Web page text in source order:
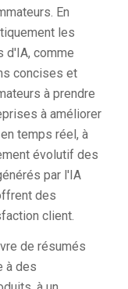
En
les
d'IA, comme
concises et
à prendre
à améliorer
temps réel, à
évolutif des
par l'IA
des
client.
de résumés
à des